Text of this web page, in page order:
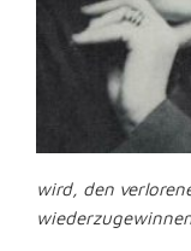
wird, den